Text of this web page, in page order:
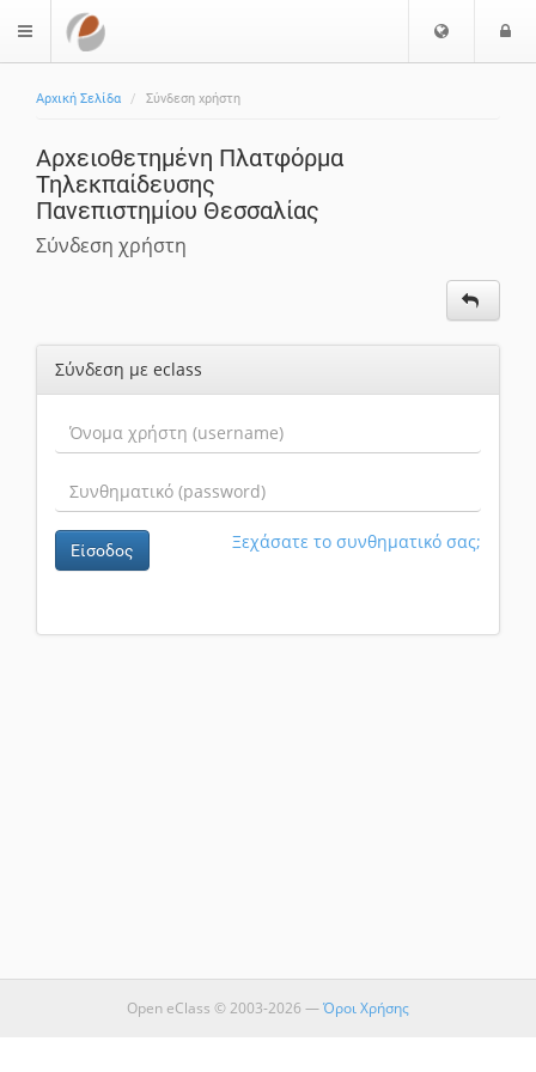
$langMenu
Επιλογή
Αρχική Σελίδα Σύνδεση χρήστη
Αρχειοθετημένη Πλατφόρμα
Τηλεκπαίδευσης
Πανεπιστημίου Θεσσαλίας
Σύνδεση χρήστη
Σύνδεση με eclass
Είσοδος Ξεχάσατε το συνθηματικό σας;
Open eClass © 2003-2026 —Όροι Χρήσης